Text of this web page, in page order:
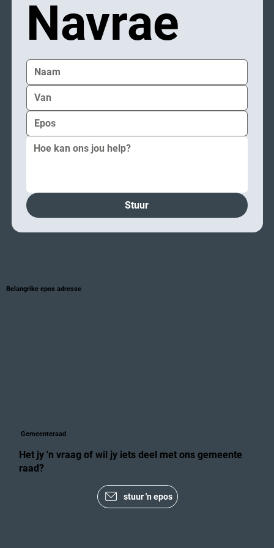
Navrae
Stuur
Belangrike epos adresse
Gemeenteraad
Het jy 'n vraag of wil jy iets deel met ons gemeente
raad?
stuur 'n epos